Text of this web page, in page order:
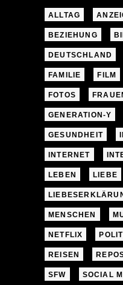
ALLTAG
BEZIEHUNG
DEUTSCHLAND
FAMILIE FILM
FOTOS
GENERATION-Y
GESUNDHEIT
INTERNET
LEBEN LIEBE
MENSCHEN
NETFLIX
REISEN
SFW SOCIAL